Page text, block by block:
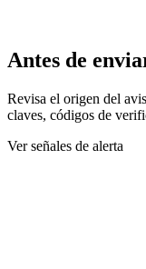
Antes de
Revisa el origen del
claves, códigos de
Ver señales de alerta